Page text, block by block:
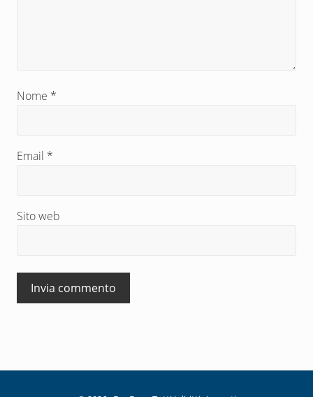
Nome *
Email *
Sito web